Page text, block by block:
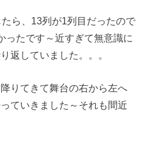
ら、13列が1列目だったので
ったです～近すぎて無意識に
返していました。。。
りてきて舞台の右から左へ
ていきました～それも間近